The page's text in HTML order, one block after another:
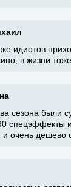
идиотов
в жизни
сезона были
спецэффекты
и очень дешево